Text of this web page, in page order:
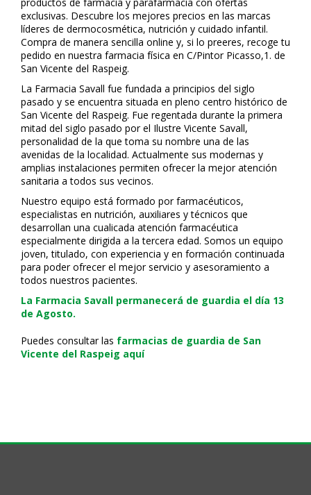
exclusivas. Descubre los mejores precios en las marcas
líderes de dermocosmética, nutrición y cuidado infantil.
Compra de manera sencilla online y, si lo prefieres, recoge tu
pedido en nuestra farmacia física en C/Pintor Picasso,1. de
San Vicente del Raspeig.
La Farmacia Savall fue fundada a principios del siglo
pasado y se encuentra situada en pleno centro histórico de
San Vicente del Raspeig. Fue regentada durante la primera
mitad del siglo pasado por el Ilustre Vicente Savall,
personalidad de la que toma su nombre una de las
avenidas de la localidad. Actualmente sus modernas y
amplias instalaciones permiten ofrecer la mejor atención
sanitaria a todos sus vecinos.
Nuestro equipo está formado por farmacéuticos,
especialistas en nutrición, auxiliares y técnicos que
desarrollan una cualificada atención farmacéutica
especialmente dirigida a la tercera edad. Somos un equipo
joven, titulado, con experiencia y en formación continuada
para poder ofrecer el mejor servicio y asesoramiento a
todos nuestros pacientes.
La Farmacia Savall permanecerá de guardia el día 13
de Agosto.
Puedes consultar las farmacias de guardia de San
Vicente del Raspeig aquí